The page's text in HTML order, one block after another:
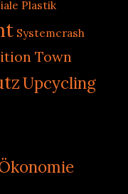
Plastik
Systemcrash
Town
Upcycling